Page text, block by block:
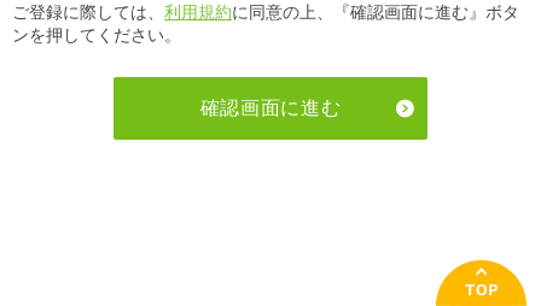
ご登録に際しては、 利用規約に同意の上、『確認画面に進む』ボタ
ンを押してください。
確認画面に進む